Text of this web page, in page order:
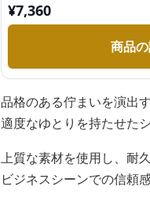
¥7,360
商品
品格のある佇まいを演出
適度なゆとりを持たせた
上質な素材を使用し、耐
ビジネスシーンでの信頼